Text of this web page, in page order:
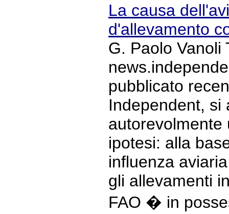
La causa
d'allevamento
G. Paolo Vanoli
pubblicato
Independent, si
autorevolmente
ipotesi: alla
influenza
gli allevamenti
FAO � in